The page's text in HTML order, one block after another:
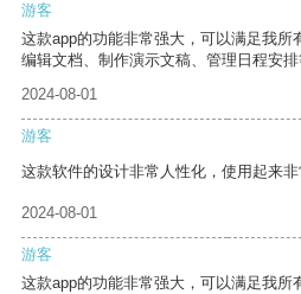
游客
这款app的功能非常强大，可以满足我所
编辑文档、制作演示文稿、管理日程安排
2024-08-01
游客
这款软件的设计非常人性化，使用起来非
2024-08-01
游客
这款app的功能非常强大，可以满足我所